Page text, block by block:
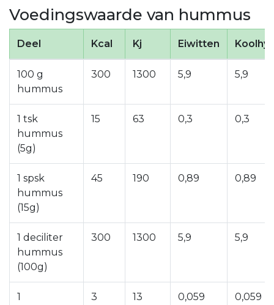
Voedingswaarde van hummus
Deel Kcal Kj Eiwitten
100 g
hummus
300 1300 5,9 5,9
1 tsk
hummus
(5g)
15 63 0,3 0,3
1 spsk
hummus
(15g)
45 190 0,89 0,89
1 deciliter
hummus
(100g)
300 1300 5,9 5,9
1
3 13 0,059 0,059